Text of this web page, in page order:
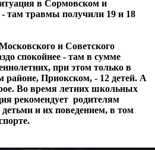
в Сормовском и
там травмы получили 19 и 18
и Советского
спокойнее - там в сумме
при этом только в
районе, Приокском, - 12 детей. А
Во время летних школьных
рекомендует родителям
детьми и их поведением, в том